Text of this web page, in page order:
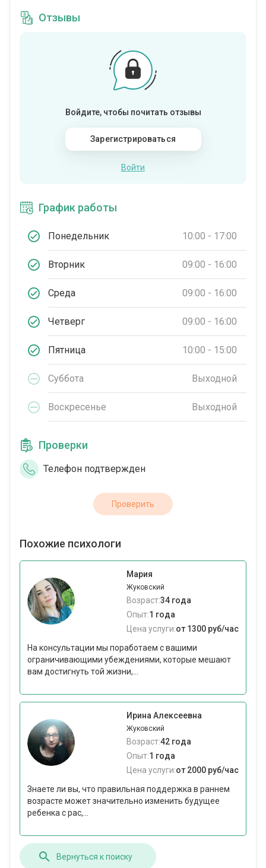
Отзывы
Войдите, чтобы почитать отзывы
Зарегистрироваться
Войти
График работы
Понедельник 10:00 - 17:00
Вторник 09:00 - 16:00
Среда 09:00 - 16:00
Четверг 09:00 - 16:00
Пятница 10:00 - 15:00
Суббота Выходной
Воскресенье Выходной
Проверки
Телефон подтвержден
Проверить
Похожие психологи
Мария
Жуковский
Возраст:34 года
Опыт:1 года
Цена услуги:от 1300 руб/час
На консультации мы поработаем с вашими
ограничивающими убеждениями, которые мешают
вам достигнуть той жизни,...
Ирина Алексеевна
Жуковский
Возраст:42 года
Опыт:1 года
Цена услуги:от 2000 руб/час
Знаете ли вы, что правильная поддержка в раннем
возрасте может значительно изменить будущее
ребенка с рас,...
Вернуться к поиску